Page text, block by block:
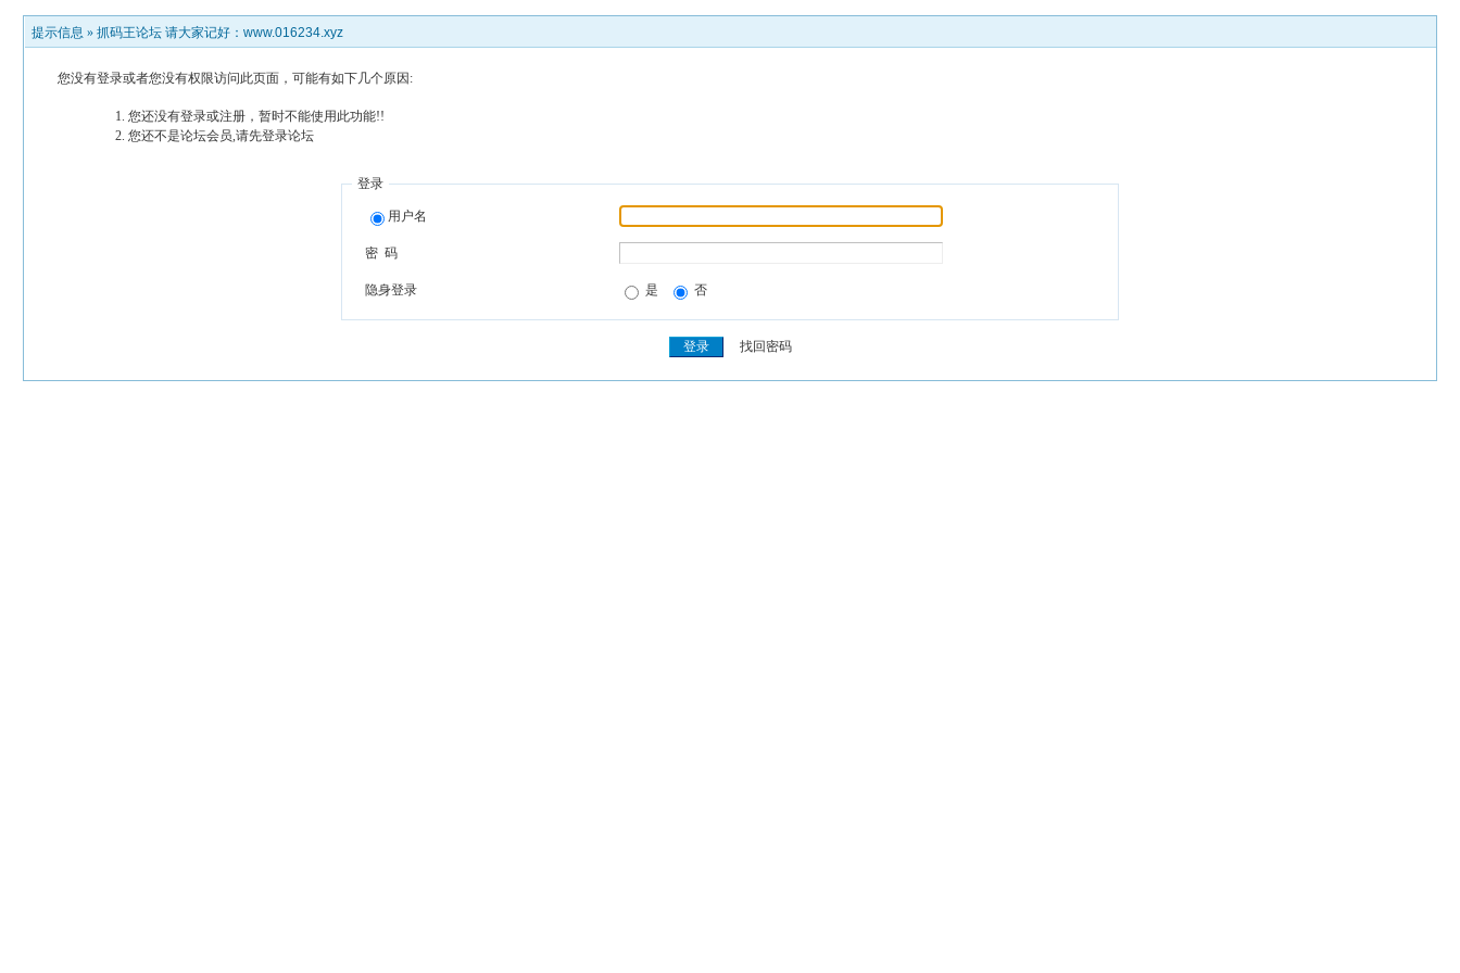
提示信息 » 抓码王论坛 请大家记好：www.016234.xyz
您没有登录或者您没有权限访问此页面，可能有如下几个原因:
您还没有登录或注册，暂时不能使用此功能!!
您还不是论坛会员,请先登录论坛
登录
用户名
密 码
隐身登录 是 否
找回密码